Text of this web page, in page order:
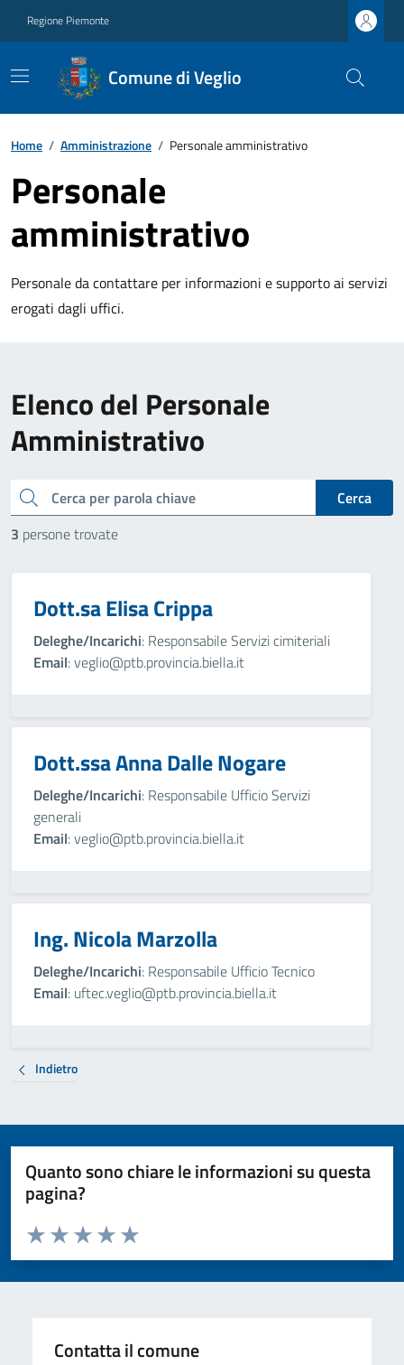
Regione Piemonte
Comune di Veglio
Home / Amministrazione / Personale amministrativo
Personale
amministrativo
Personale da contattare per informazioni e supporto ai servizi
erogati dagli uffici.
Elenco del Personale
Amministrativo
cerca
Cerca
3 persone trovate
Dott.sa Elisa Crippa
Deleghe/Incarichi: Responsabile Servizi cimiteriali
Email: veglio@ptb.provincia.biella.it
Dott.ssa Anna Dalle Nogare
Deleghe/Incarichi: Responsabile Ufficio Servizi
generali
Email: veglio@ptb.provincia.biella.it
Ing. Nicola Marzolla
Deleghe/Incarichi: Responsabile Ufficio Tecnico
Email: uftec.veglio@ptb.provincia.biella.it
Indietro
Quanto sono chiare le informazioni su questa
pagina?
Valuta da 1 a 5 stelle la pagina
Valuta 5 stelle su 5
Valuta 4 stelle su 5
Valuta 3 stelle su 5
Valuta 2 stelle su 5
Valuta 1 stelle su 5
Contatta il comune